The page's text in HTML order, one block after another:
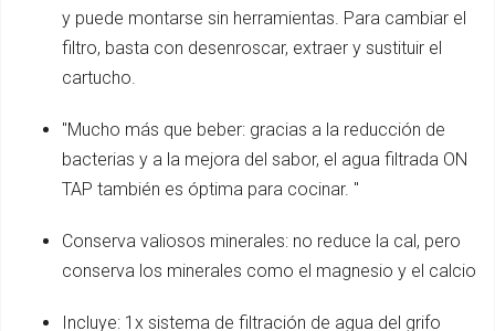
y puede montarse sin herramientas. Para cambiar el
filtro, basta con desenroscar, extraer y sustituir el
cartucho.
"Mucho más que beber: gracias a la reducción de
bacterias y a la mejora del sabor, el agua filtrada ON
TAP también es óptima para cocinar. "
Conserva valiosos minerales: no reduce la cal, pero
conserva los minerales como el magnesio y el calcio
Incluye: 1x sistema de filtración de agua del grifo